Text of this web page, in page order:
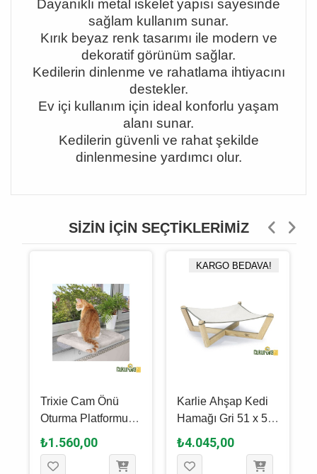
Dayanıkl ı metal iskelet yapısı sayesinde
sağ lam kullanım sunar.
Kırık beyaz renk tasarımı ile modern ve
dekoratif görünüm sağ lar.
Kedilerin dinlenme ve rahatlama ihtiyacını
destekler.
Ev içi kullanım için ideal konforlu yaşam
alanı sunar.
Kedilerin güvenli ve rahat şekilde
dinlenmesine yardımcı olur.
SIZIN İÇIN SEÇTIKLERIMIZ
Trixie Cam Önü
Oturma Platformu
Kedi Yatağı 51 x 36
Cm
₺1.560,00
KARGO BEDAVA!
Karlie Ahşap Kedi
Hamağı Gri 51 x 51
x 18.5 Cm
₺4.045,00